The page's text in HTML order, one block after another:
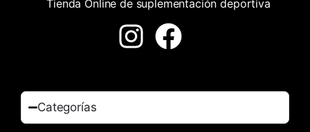
Tienda Online de suplementación deportiva
Categorías